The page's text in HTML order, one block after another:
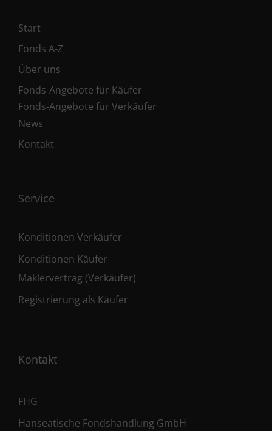
Start
Fonds A-Z
Über uns
Fonds-Angebote für Käufer
Fonds-Angebote für Verkäufer
News
Kontakt
Service
Konditionen Verkäufer
Konditionen Käufer
Maklervertrag (Verkäufer)
Registrierung als Käufer
Kontakt
FHG
Hanseatische Fondshandlung GmbH